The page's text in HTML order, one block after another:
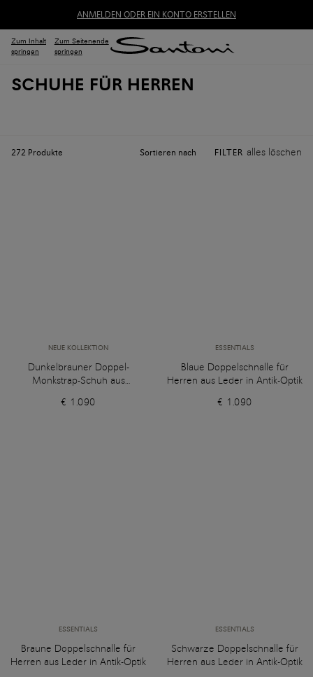
ANMELDEN ODER EIN KONTO ERSTELLEN
Zum Inhalt
springen
Zum Seitenende
springen
SCHUHE FÜR HERREN
272 Produkte Sortieren nach FILTER alles löschen
NEUE KOLLEKTION
Dunkelbrauner Doppel-
Monkstrap-Schuh aus
€ 1.090
ESSENTIALS
Blaue Doppelschnalle für
Herren aus Leder in Antik-Optik
€ 1.090
ESSENTIALS
Braune Doppelschnalle für
Herren aus Leder in Antik-Optik
ESSENTIALS
Schwarze Doppelschnalle für
Herren aus Leder in Antik-Optik